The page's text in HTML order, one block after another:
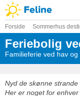
Forside Sommerhus
Feriebolig
Familieferie ved hav
Nyd de skønne strande
Her er noget for